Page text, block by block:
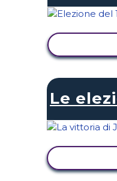
Le